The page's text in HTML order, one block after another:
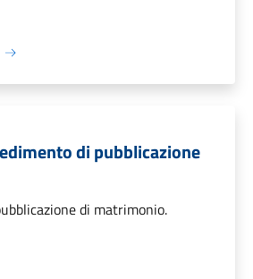
di pubblicazione
di matrimonio.